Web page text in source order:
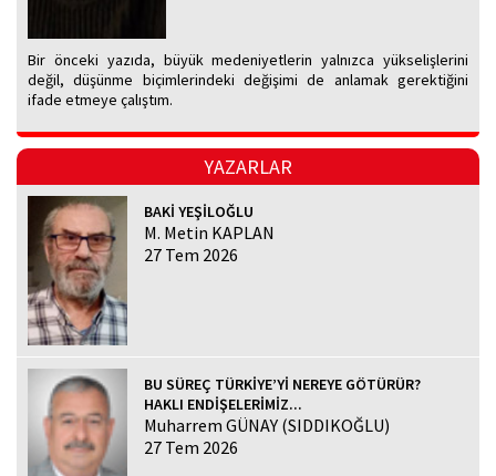
Bir önceki yazıda, büyük medeniyetlerin yalnızca yükselişlerini
değil, düşünme biçimlerindeki değişimi de anlamak gerektiğini
ifade etmeye çalıştım.
YAZARLAR
BAKİ YEŞİLOĞLU
M. Metin KAPLAN
27 Tem 2026
BU SÜREÇ TÜRKİYE’Yİ NEREYE GÖTÜRÜR?
HAKLI ENDİŞELERİMİZ...
Muharrem GÜNAY (SIDDIKOĞLU)
27 Tem 2026